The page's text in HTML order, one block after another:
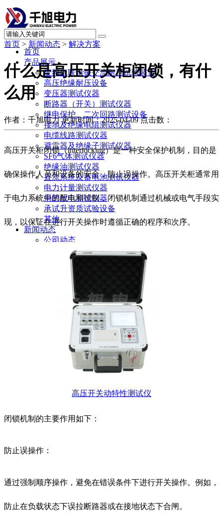
首页
产品展示
变频串联谐振交流耐压试验装置
高压绝缘耐压设备
变压器测试仪器
断路器（开关）测试仪器
继电保护、二次回路测试设备
接地及绝缘电阻测试仪器
电缆线路测试仪器
避雷器及绝缘子测试仪器
SF6气体测试仪器
绝缘油测试仪器
直流系统及蓄电池测试仪器
电力计量测试仪器
局部放电测试仪器
承试升资质试验设备
其他
新闻动态
公司动态
行业资讯
解决方案
培训方案
详情案例
实用工具
首页 > 新闻动态 > 解决方案
什么是高压开关柜闭锁，有什
么用
作者：千旭电力 更新时间：2025-04-09 点击数：
高压开关柜闭锁（interlocking）是一种安全保护机制，目的是
确保操作人员和设备的安全，防止误操作。高压开关柜通常用
于电力系统中的配电和控制，闭锁机制通过机械或电气手段实
现，以保证在进行开关操作时遵循正确的程序和次序。
高压开关动特性测试仪
闭锁机制的主要作用如下：
防止误操作：
通过强制顺序操作，避免在错误条件下进行开关操作。例如，
防止在负载状态下误拉断路器或在接地状态下合闸。